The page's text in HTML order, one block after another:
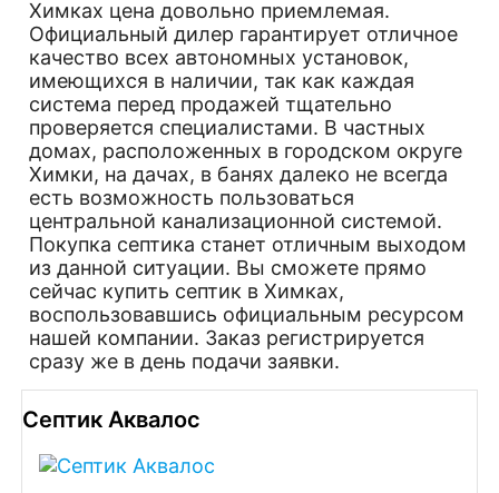
Химках цена довольно приемлемая.
Официальный дилер гарантирует отличное
качество всех автономных установок,
имеющихся в наличии, так как каждая
система перед продажей тщательно
проверяется специалистами. В частных
домах, расположенных в городском округе
Химки, на дачах, в банях далеко не всегда
есть возможность пользоваться
центральной канализационной системой.
Покупка септика станет отличным выходом
из данной ситуации. Вы сможете прямо
сейчас купить септик в Химках,
воспользовавшись официальным ресурсом
нашей компании. Заказ регистрируется
сразу же в день подачи заявки.
Септик Аквалос